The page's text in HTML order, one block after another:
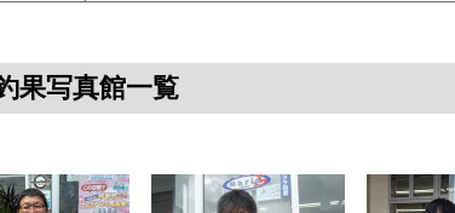
果写真館一覧